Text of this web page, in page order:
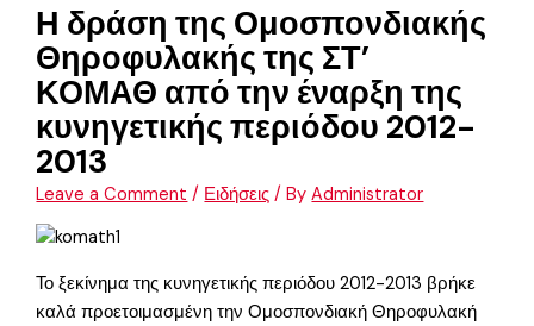
Η δράση της Ομοσπονδιακής
Θηροφυλακής της ΣΤ’
ΚΟΜΑΘ από την έναρξη της
κυνηγετικής περιόδου 2012-
2013
Leave a Comment / Ειδήσεις / ByAdministrator
Το ξεκίνημα της κυνηγετικής περιόδου 2012-2013 βρήκε
καλά προετοιμασμένη την Ομοσπονδιακή Θηροφυλακή